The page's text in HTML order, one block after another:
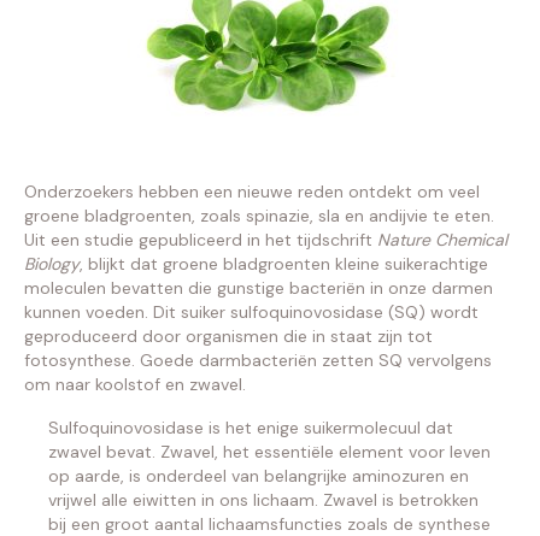
Onderzoekers hebben een nieuwe reden ontdekt om veel
groene bladgroenten, zoals spinazie, sla en andijvie te eten.
Uit een studie gepubliceerd in het tijdschrift Nature Chemical
Biology, blijkt dat groene bladgroenten kleine suikerachtige
moleculen bevatten die gunstige bacteriën in onze darmen
kunnen voeden. Dit suiker sulfoquinovosidase (SQ) wordt
geproduceerd door organismen die in staat zijn tot
fotosynthese. Goede darmbacteriën zetten SQ vervolgens
om naar koolstof en zwavel.
Sulfoquinovosidase is het enige suikermolecuul dat
zwavel bevat. Zwavel, het essentiële element voor leven
op aarde, is onderdeel van belangrijke aminozuren en
vrijwel alle eiwitten in ons lichaam. Zwavel is betrokken
bij een groot aantal lichaamsfuncties zoals de synthese